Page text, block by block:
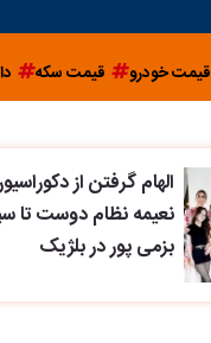
قیمت خودرو قیمت سکه
الهام گرفتن از
نعیمه نظام دوست تا
بزمی پور در بلژیک